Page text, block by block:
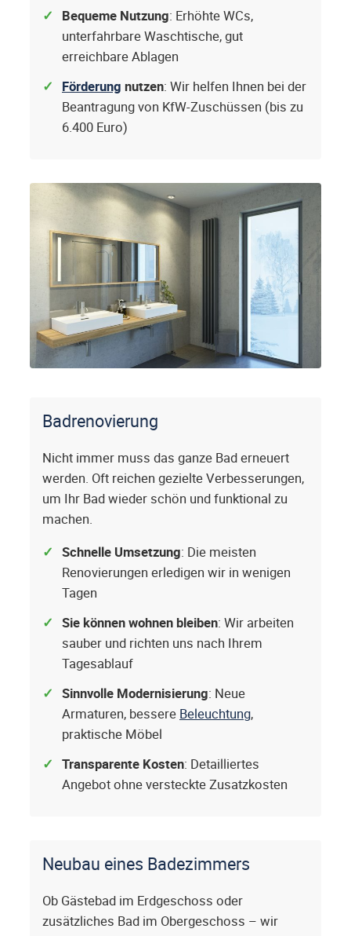
Bequeme Nutzung: Erhöhte WCs,
unterfahrbare Waschtische, gut
erreichbare Ablagen
Förderung nutzen: Wir helfen Ihnen bei der
Beantragung von KfW-Zuschüssen (bis zu
6.400 Euro)
Badrenovierung
Nicht immer muss das ganze Bad erneuert
werden. Oft reichen gezielte Verbesserungen,
um Ihr Bad wieder schön und funktional zu
machen.
Schnelle Umsetzung: Die meisten
Renovierungen erledigen wir in wenigen
Tagen
Sie können wohnen bleiben: Wir arbeiten
sauber und richten uns nach Ihrem
Tagesablauf
Sinnvolle Modernisierung: Neue
Armaturen, bessere Beleuchtung,
praktische Möbel
Transparente Kosten: Detailliertes
Angebot ohne versteckte Zusatzkosten
Neubau eines Badezimmers
Ob Gästebad im Erdgeschoss oder
zusätzliches Bad im Obergeschoss – wir